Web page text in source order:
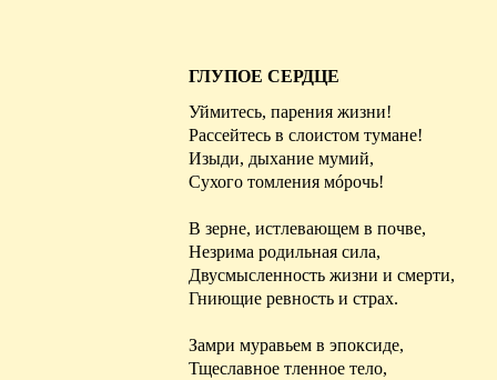
ГЛУПОЕ СЕРДЦЕ
Уймитесь, парения жизни!
Рассейтесь в слоистом тумане!
Изыди, дыхание мумий,
Сухого томления мóрочь!
В зерне, истлевающем в почве,
Незрима родильная сила,
Двусмысленность жизни и смерти,
Гниющие ревность и страх.
Замри муравьем в эпоксиде,
Тщеславное тленное тело,